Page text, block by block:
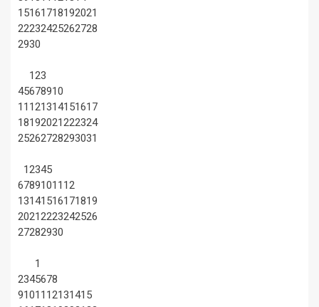
15161718192021
22232425262728
2930
123
45678910
11 121314151617
18192021222324
25262728293031
12345
67891011 12
13141516171819
20212223242526
27282930
1
2345678
91011 12131415